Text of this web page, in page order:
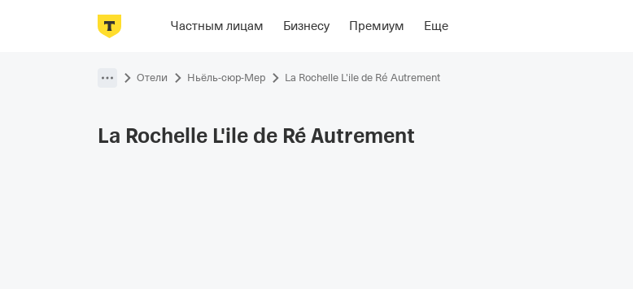
Частным лицам Бизнесу Премиум Еще
Фотографии НомераРасположениеОб отеле
Отели Ньёль-сюр-Мер La Rochelle L'ile de Ré Autrement
La Rochelle L'ile de RéAutrement